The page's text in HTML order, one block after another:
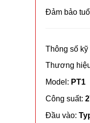
Đảm bảo
Thông số kỹ
Thương
Model: PT1
Công suất:
Đầu vào: